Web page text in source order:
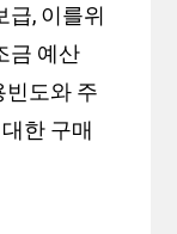
급, 이를위
금 예산
빈도와 주
한 구매